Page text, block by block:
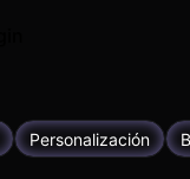
Personalización